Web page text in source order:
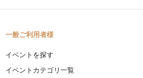
一般ご利用者様
イベントを探す
イベントカテゴリ一覧